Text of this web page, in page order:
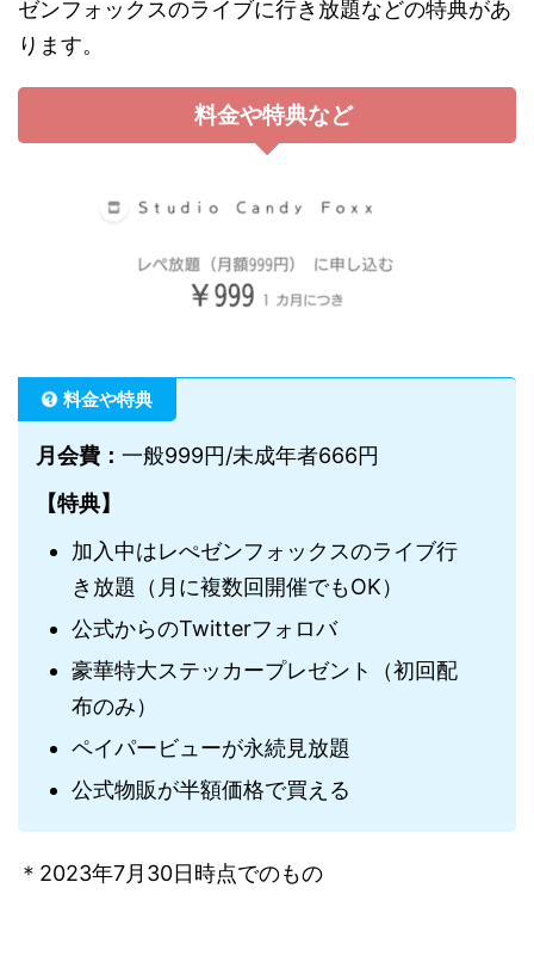
ゼンフォックスのライブに行き放題などの特典があ
ります。
料金や特典など
料金や特典
月会費： 一般999円/未成年者666円
【特典】
加入中はレぺゼンフォックスのライブ行
き放題（月に複数回開催でもOK）
公式からのTwitterフォロバ
豪華特大ステッカープレゼント（初回配
布のみ）
ペイパービューが永続見放題
公式物販が半額価格で買える
＊2023年7月30日時点でのもの